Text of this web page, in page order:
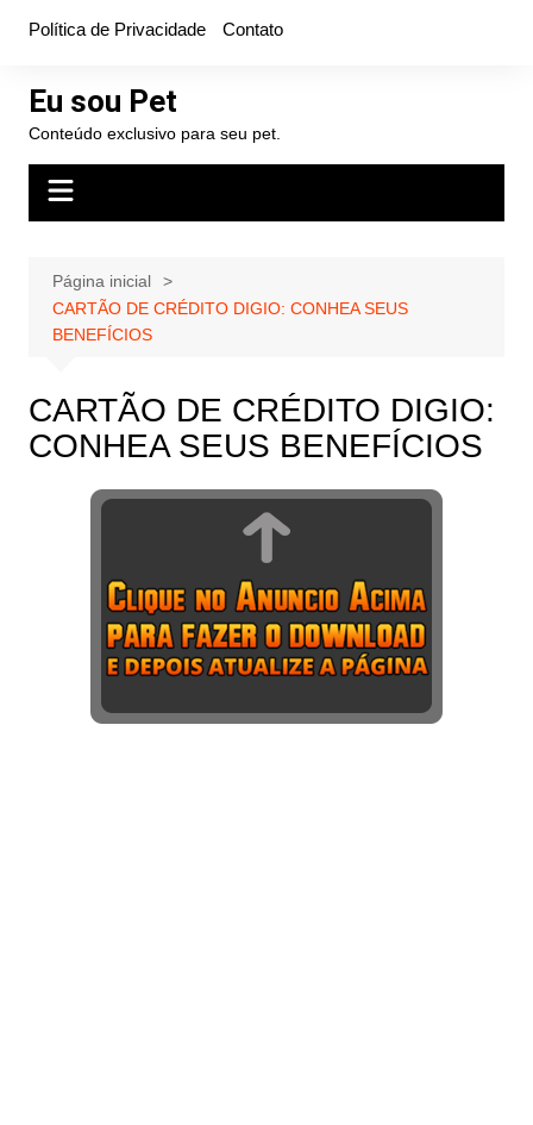
conteúdo
Política de Privacidade Contato
Eu sou Pet
Conteúdo exclusivo para seu pet.
Página inicial
CARTÃO DE CRÉDITO DIGIO: CONHEA SEUS
BENEFÍCIOS
CARTÃO DE CRÉDITO DIGIO:
CONHEA SEUS BENEFÍCIOS